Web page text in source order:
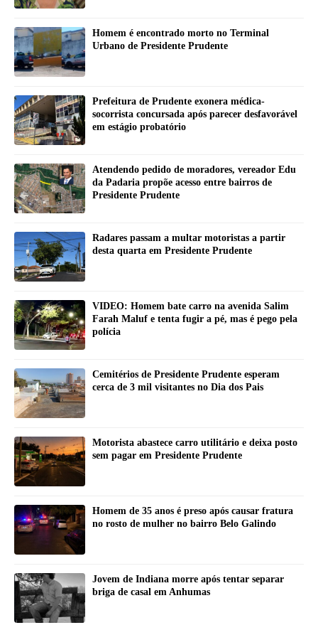
Homem é encontrado morto no Terminal
Urbano de Presidente Prudente
Prefeitura de Prudente exonera médica-
socorrista concursada após parecer desfavorável
em estágio probatório
Atendendo pedido de moradores, vereador Edu
da Padaria propõe acesso entre bairros de
Presidente Prudente
Radares passam a multar motoristas a partir
desta quarta em Presidente Prudente
VIDEO: Homem bate carro na avenida Salim
Farah Maluf e tenta fugir a pé, mas é pego pela
polícia
Cemitérios de Presidente Prudente esperam
cerca de 3 mil visitantes no Dia dos Pais
Motorista abastece carro utilitário e deixa posto
sem pagar em Presidente Prudente
Homem de 35 anos é preso após causar fratura
no rosto de mulher no bairro Belo Galindo
Jovem de Indiana morre após tentar separar
briga de casal em Anhumas